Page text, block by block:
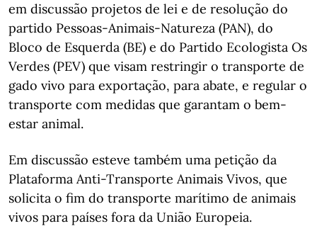
em discussão projetos de lei e de resolução do
partido Pessoas-Animais-Natureza (PAN), do
Bloco de Esquerda (BE) e do Partido Ecologista Os
Verdes (PEV) que visam restringir o transporte de
gado vivo para exportação, para abate, e regular o
transporte com medidas que garantam o bem-
estar animal.
Em discussão esteve também uma petição da
Plataforma Anti-Transporte Animais Vivos, que
solicita o fim do transporte marítimo de animais
vivos para países fora da União Europeia.